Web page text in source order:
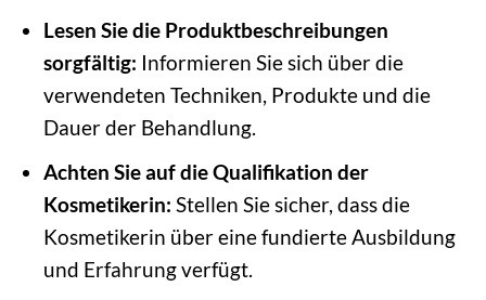
Lesen Sie die Produktbeschreibungen
sorgfältig: Informieren Sie sich über die
verwendeten Techniken, Produkte und die
Dauer der Behandlung.
Achten Sie auf die Qualifikation der
Kosmetikerin: Stellen Sie sicher, dass die
Kosmetikerin über eine fundierte Ausbildung
und Erfahrung verfügt.